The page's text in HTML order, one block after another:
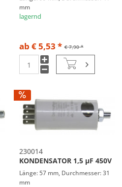
mm
lagernd
€ 7,90 *
ab € 5,53 *
230014
KONDENSATOR 1,5 µF 450V
Länge: 57 mm, Durchmesser: 31
mm